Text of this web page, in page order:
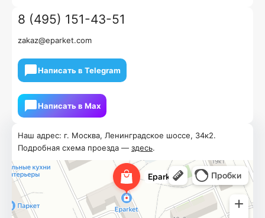
Наш адрес: г. Москва, Ленинградское шоссе, 34к2.
Подробная схема проезда — здесь.
8 (495) 151-43-51
zakaz@eparket.com
Написать в Telegram
Написать в Мах